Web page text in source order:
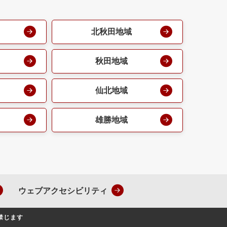
北秋田地域
秋田地域
仙北地域
雄勝地域
ウェブアクセシビリティ
じます